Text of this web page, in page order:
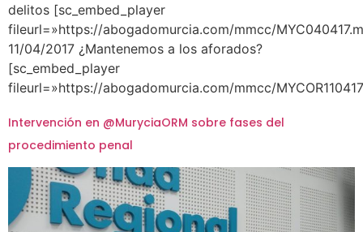
delitos [sc_embed_player
fileurl=»https://abogadomurcia.com/mmcc/
11/04/2017 ¿Mantenemos a los aforados?
[sc_embed_player
fileurl=»https://abogadomurcia.com/mmcc/
Intervención en @MuryciaORM sobre fases del
procedimiento penal